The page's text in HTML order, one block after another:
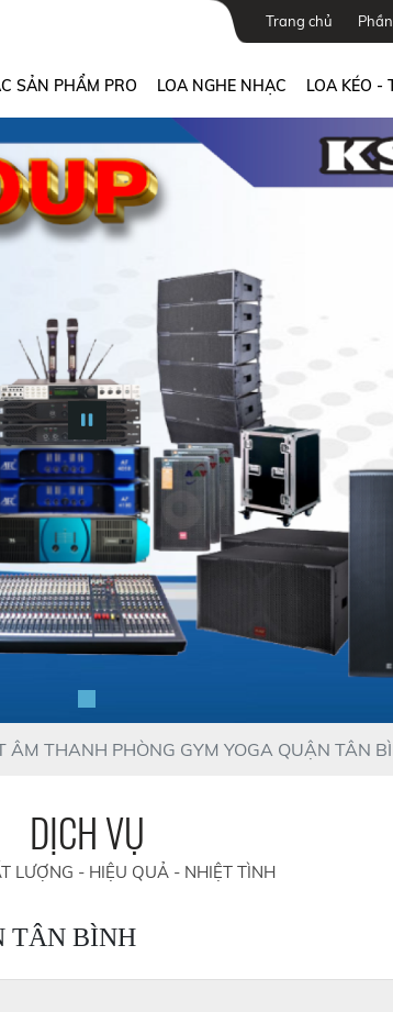
Trang chủ
SẢN PHẨM PRO LOA NGHE NHẠC LOA KÉO -
ÂM THANH PHÒNG GYM YOGA QUẬN TÂN
DỊCH VỤ
LƯỢNG - HIỆU QUẢ - NHIỆT TÌNH
TÂN BÌNH